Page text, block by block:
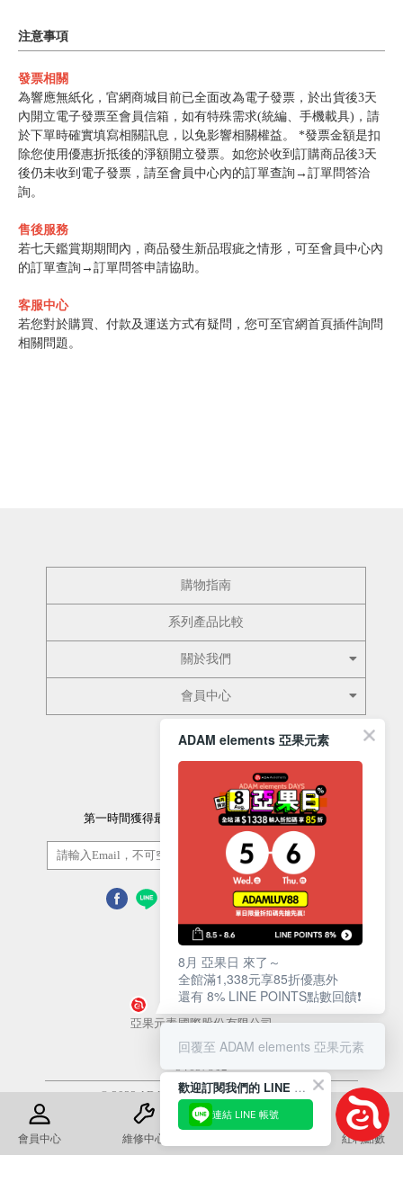
注意事項
發票相關
為響應無紙化，官網商城目前已全面改為電子發票，於出貨後3天
內開立電子發票至會員信箱，如有特殊需求(統編、手機載具)，請
於下單時確實填寫相關訊息，以免影響相關權益。 *發票金額是扣
除您使用優惠折抵後的淨額開立發票。如您於收到訂購商品後3天
後仍未收到電子發票，請至會員中心內的訂單查詢→訂單問答洽
詢。
售後服務
若七天鑑賞期期間內，商品發生新品瑕疵之情形，可至會員中心內
的訂單查詢→訂單問答申請協助。
客服中心
若您對於購買、付款及運送方式有疑問，您可至官網首頁插件詢問
相關問題。
會員中心 維修中心 紅利點數
購物指南
系列產品比較
關於我們
會員中心
第一時間獲得最新的優惠資訊以及最新產品資訊
訂閱/取消
營業人名稱
亞果元素國際股份有限公司
統一編號
54657812
© 2022 ADAM Store. All Rights Reserved
使用條款
隱私權政策
ADAM elements 亞果元素
8月 亞果日 來了～
全館滿1,338元享85折優惠外
還有 8% LINE POINTS點數回饋❗️
回覆至 ADAM elements 亞果元素
歡迎訂閱我們的 LINE 官方帳號
連結 LINE 帳號